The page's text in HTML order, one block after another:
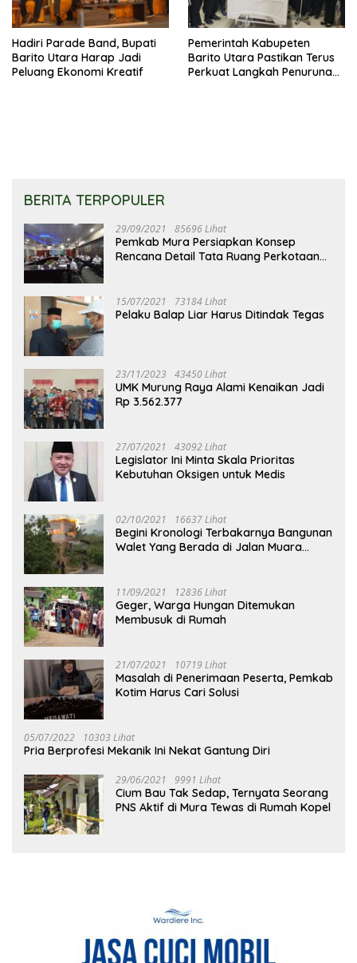
Hadiri Parade Band, Bupati
Barito Utara Harap Jadi
Peluang Ekonomi Kreatif
Pemerintah Kabupeten
Barito Utara Pastikan Terus
Perkuat Langkah Penurunan
BERITA TERPOPULER
29/09/2021 85696 Lihat
Pemkab Mura Persiapkan Konsep
Rencana Detail Tata Ruang Perkotaan
15/07/2021 73184 Lihat
Pelaku Balap Liar Harus Ditindak Tegas
23/11/2023 43450 Lihat
UMK Murung Raya Alami Kenaikan Jadi
Rp 3.562.377
27/07/2021 43092 Lihat
Legislator Ini Minta Skala Prioritas
Kebutuhan Oksigen untuk Medis
02/10/2021 16637 Lihat
Begini Kronologi Terbakarnya Bangunan
Walet Yang Berada di Jalan Muara
11/09/2021 12836 Lihat
Geger, Warga Hungan Ditemukan
Membusuk di Rumah
21/07/2021 10719 Lihat
Masalah di Penerimaan Peserta, Pemkab
Kotim Harus Cari Solusi
05/07/2022 10303 Lihat
Pria Berprofesi Mekanik Ini Nekat Gantung Diri
29/06/2021 9991 Lihat
Cium Bau Tak Sedap, Ternyata Seorang
PNS Aktif di Mura Tewas di Rumah Kopel